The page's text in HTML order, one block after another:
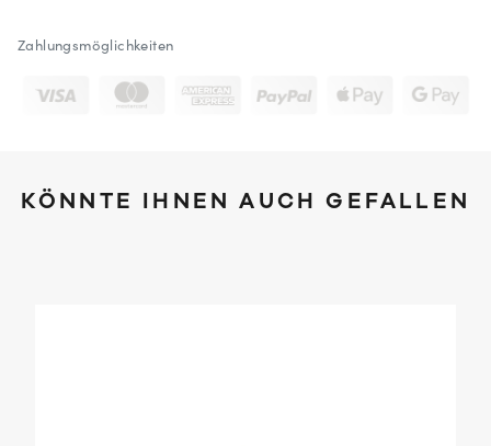
Zahlungsmöglichkeiten
KÖNNTE IHNEN AUCH GEFALLEN